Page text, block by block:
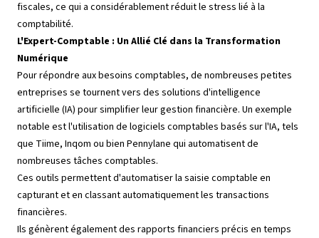
fiscales, ce qui a considérablement réduit le stress lié à la
comptabilité.
L'Expert-Comptable : Un Allié Clé dans la Transformation
Numérique
Pour répondre aux besoins comptables, de nombreuses petites
entreprises se tournent vers des solutions d'intelligence
artificielle (IA) pour simplifier leur gestion financière. Un exemple
notable est l'utilisation de logiciels comptables basés sur l'IA, tels
que Tiime, Inqom ou bien Pennylane qui automatisent de
nombreuses tâches comptables.
Ces outils permettent d'automatiser la saisie comptable en
capturant et en classant automatiquement les transactions
financières.
Ils génèrent également des rapports financiers précis en temps